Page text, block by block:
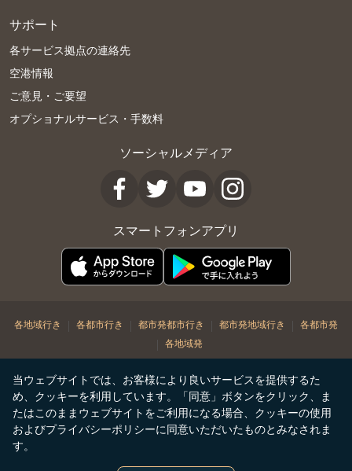
当ウェブサイトでは、お客様により良いサービスを提供するた
め、クッキーを利用しています。「同意」ボタンをクリック、ま
たはこのままウェブサイトをご利用になる場合、クッキーの使用
およびプライバシーポリシーに同意いただいたものとみなされま
す。
サポート
各サービス拠点の連絡先
空港情報
ご意見・ご要望
オプショナルサービス・手数料
ソーシャルメディア
スマートフォンアプリ
各地域行き | 各都市行き | 都市発都市行き | 都市発地域行き | 各都市発
| 各地域発